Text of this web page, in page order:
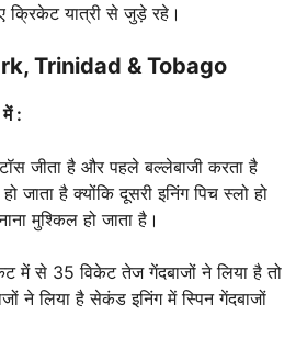
यात्री से जुड़े रहे।
Trinidad & Tobago
में :
जीता है और पहले बल्लेबाजी करता है
जाता है क्योंकि दूसरी इनिंग पिच स्लो हो
मुश्किल हो जाता है।
में से 35 विकेट तेज गेंदबाजों ने लिया है तो
ने लिया है सेकंड इनिंग में स्पिन गेंदबाजों